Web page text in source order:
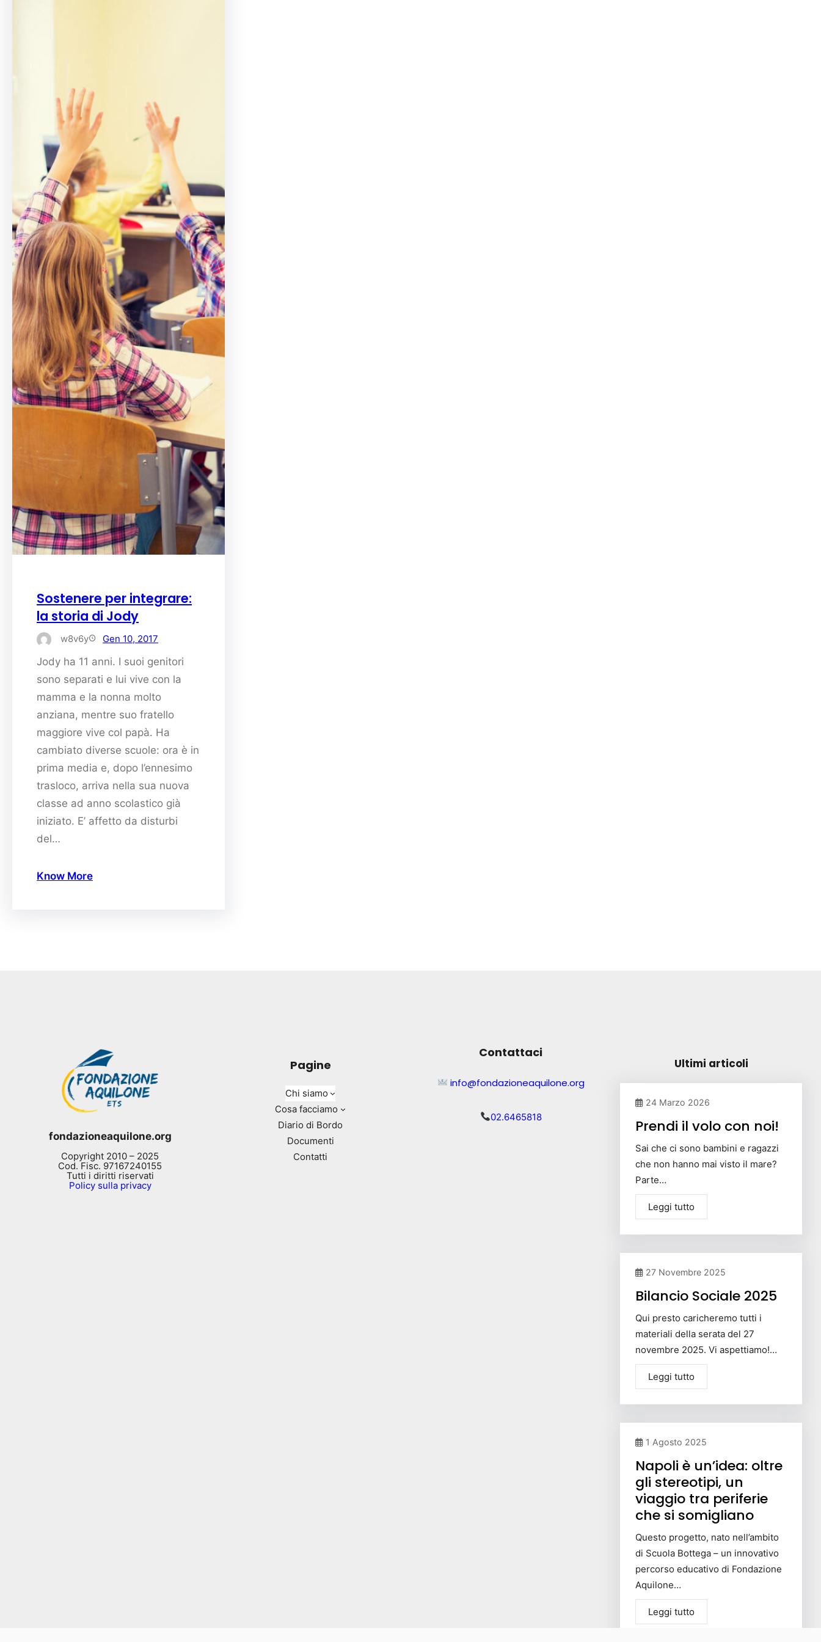
Sostenere per integrare:
la storia di Jody
w8v6y Gen 10, 2017
Jody ha 11 anni. I suoi genitori
sono separati e lui vive con la
mamma e la nonna molto
anziana, mentre suo fratello
maggiore vive col papà. Ha
cambiato diverse scuole: ora è in
prima media e, dopo l’ennesimo
trasloco, arriva nella sua nuova
classe ad anno scolastico già
iniziato. E’ affetto da disturbi
del…
Know More
fondazioneaquilone.org
Copyright 2010 – 2025
Cod. Fisc. 97167240155
Tutti i diritti riservati
Policy sulla privacy
Pagine
Chi siamo
Cosa facciamo
Diario di Bordo
Documenti
Contatti
Contattaci
info@fondazioneaquilone.org
02.6465818
Ultimi articoli
24 Marzo 2026
Prendi il volo con noi!
Sai che ci sono bambini e ragazzi
che non hanno mai visto il mare?
Parte…
Leggi tutto
27 Novembre 2025
Bilancio Sociale 2025
Qui presto caricheremo tutti i
materiali della serata del 27
novembre 2025. Vi aspettiamo!…
Leggi tutto
1 Agosto 2025
Napoli è un’idea: oltre
gli stereotipi, un
viaggio tra periferie
che si somigliano
Questo progetto, nato nell’ambito
di Scuola Bottega – un innovativo
percorso educativo di Fondazione
Aquilone…
Leggi tutto